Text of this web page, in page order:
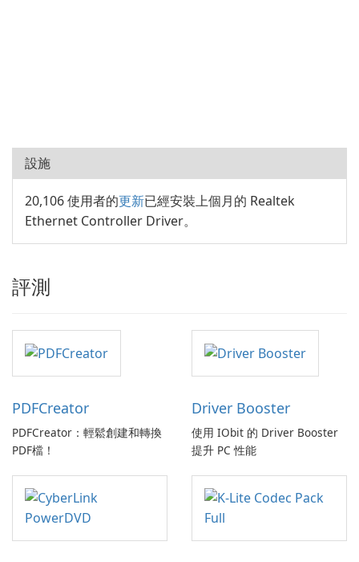
設施
20,106 使用者的更新已經安裝上個月的 Realtek
Ethernet Controller Driver。
評測
PDFCreator
PDFCreator：輕鬆創建和轉換
PDF檔！
Driver Booster
使用 IObit 的 Driver Booster
提升 PC 性能